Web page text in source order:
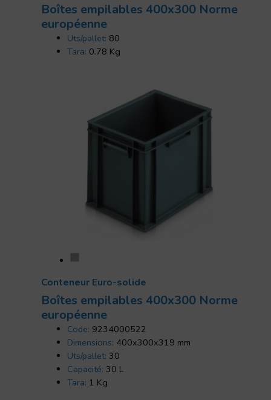
Boîtes empilables 400x300 Norme
européenne
Uts/pallet: 80
Tara: 0.78 Kg
Conteneur Euro-solide
Boîtes empilables 400x300 Norme
européenne
Code: 9234000522
Dimensions: 400x300x319 mm
Uts/pallet: 30
Capacité: 30 L
Tara: 1 Kg